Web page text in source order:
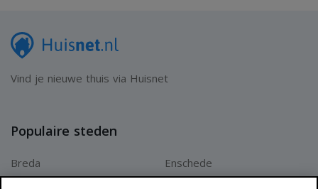
Vind je nieuwe thuis via Huisnet
Populaire steden
Breda
Enschede